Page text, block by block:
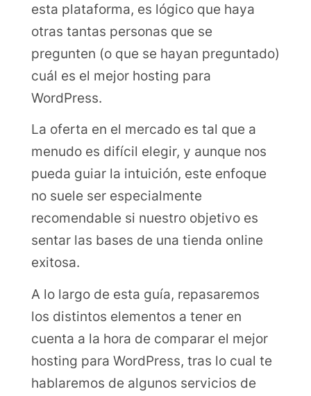
esta plataforma, es lógico que haya
otras tantas personas que se
pregunten (o que se hayan preguntado)
cuál es el mejor hosting para
WordPress.
La oferta en el mercado es tal que a
menudo es difícil elegir, y aunque nos
pueda guiar la intuición, este enfoque
no suele ser especialmente
recomendable si nuestro objetivo es
sentar las bases de una tienda online
exitosa.
A lo largo de esta guía, repasaremos
los distintos elementos a tener en
cuenta a la hora de comparar el mejor
hosting para WordPress, tras lo cual te
hablaremos de algunos servicios de